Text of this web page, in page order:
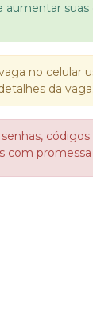
aumentar
no celular
da vaga.
com